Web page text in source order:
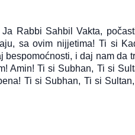
Rabbi Sahbil Vakta,
sa ovim nijjetima! Ti si
bespomoćnosti, i daj nam da
Amin! Ti si Subhan, Ti si
Ti si Subhan, Ti si